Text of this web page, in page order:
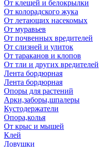
От клещей и белокрылки
От колорадского жука
От летающих насекомых
От муравьев
От почвенных вредителей
От слизней и улиток
От тараканов и клопов
От тли и других вредителей
Лента бордюрная
Лента бордюрная
Опоры для растений
Арки,заборы,шпалеры
Кустодержатели
Опора,колья
От крыс и мышей
Клей
Ловушки